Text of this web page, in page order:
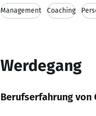
Management Coaching
Werdegang
Berufserfahrung von